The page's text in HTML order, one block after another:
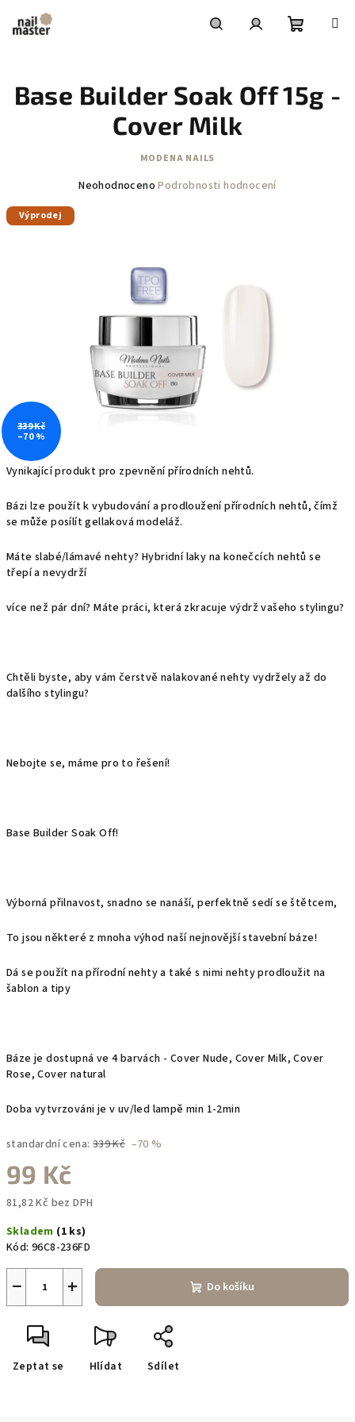
obsah
košík
Vynikající produkt pro zpevnění přírodních nehtů.
Bázi lze použít k vybudování a prodloužení přírodních nehtů, čímž
se může posílít gellaková modeláž.
Máte slabé/lámavé nehty? Hybridní laky na konečcích nehtů se
třepí a nevydrží
více než pár dní? Máte práci, která zkracuje výdrž vašeho stylingu?
Chtěli byste, aby vám čerstvě nalakované nehty vydržely až do
dalšího stylingu?
Nebojte se, máme pro to řešení!
Base Builder Soak Off!
Výborná přilnavost, snadno se nanáší, perfektně sedí se štětcem,
To jsou některé z mnoha výhod naší nejnovější stavební báze!
Dá se použít na přírodní nehty a také s nimi nehty prodloužit na
šablon a tipy
Báze je dostupná ve 4 barvách - Cover Nude, Cover Milk, Cover
Rose, Cover natural
Doba vytvrzováni je v uv/led lampě min 1-2min
standardní cena: 339 Kč –70 %
99 Kč
81,82 Kč bez DPH
cena:
Skladem (1 ks)
Kód: 96C8-236FD
+
− Do košíku
Zeptat se Hlídat Sdílet
Base Builder Soak Off 15g -
Cover Milk
MODENA NAILS
Průměrné
hvězdiček.
Neohodnoceno Podrobnosti hodnocení
Výprodej
339 Kč
–70 %